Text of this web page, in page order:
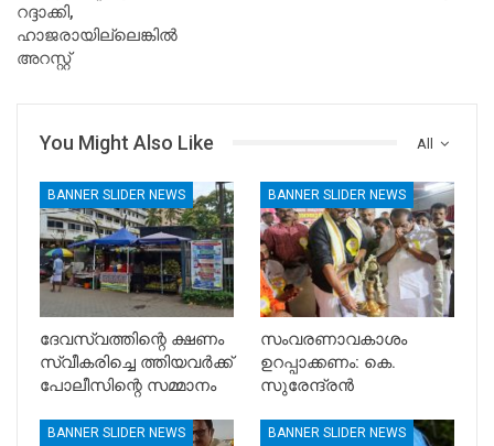
റദ്ദാക്കി,
ഹാജരായില്ലെങ്കില്‍
അറസ്റ്റ്
All
You Might Also Like
BANNER SLIDER NEWS
ദേവസ്വത്തിന്റെ ക്ഷണം
സ്വീകരിച്ചെ ത്തിയവർക്ക്
പോലീസിന്റെ സമ്മാനം
BANNER SLIDER NEWS
സംവരണാവകാശം
ഉറപ്പാക്കണം: കെ.
സുരേന്ദ്രൻ
BANNER SLIDER NEWS BANNER SLIDER NEWS